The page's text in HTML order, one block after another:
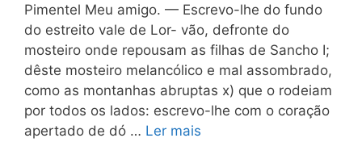
Pimentel Meu amigo. — Escrevo-lhe do fundo
do estreito vale de Lor- vão, defronte do
mosteiro onde repousam as filhas de Sancho I;
dêste mosteiro melancólico e mal assombrado,
como as montanhas abruptas x) que o rodeiam
por todos os lados: escrevo-lhe com o coração
apertado de dó … Ler mais